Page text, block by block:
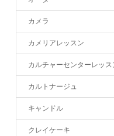
カメラ
カメリアレッスン
カルチャーセンターレッス
カルトナージュ
キャンドル
クレイケーキ